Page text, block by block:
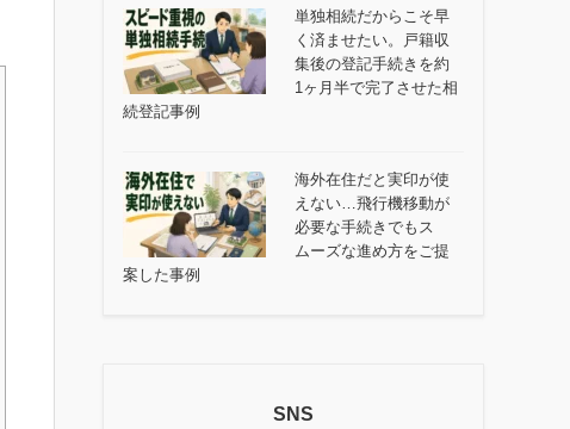
単独相続だからこそ早
く済ませたい。戸籍収
集後の登記手続きを約
1ヶ月半で完了させた相
続登記事例
海外在住だと実印が使
えない…飛行機移動が
必要な手続きでもス
ムーズな進め方をご提
案した事例
SNS